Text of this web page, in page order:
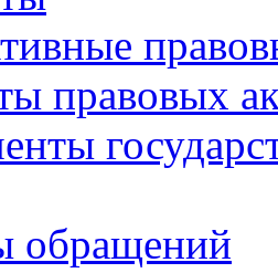
правовых
обращений